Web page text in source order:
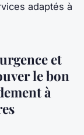
adaptés à
et
le bon
à